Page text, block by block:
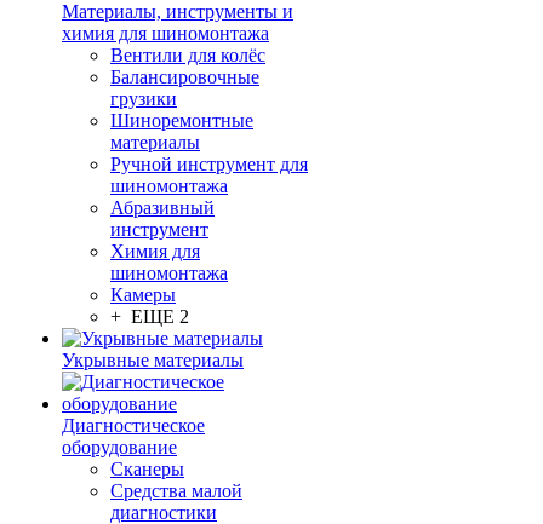
Материалы, инструменты и
химия для шиномонтажа
Вентили для колёс
Балансировочные
грузики
Шиноремонтные
материалы
Ручной инструмент для
шиномонтажа
Абразивный
инструмент
Химия для
шиномонтажа
Камеры
+ ЕЩЕ 2
Укрывные материалы
Диагностическое
оборудование
Сканеры
Средства малой
диагностики